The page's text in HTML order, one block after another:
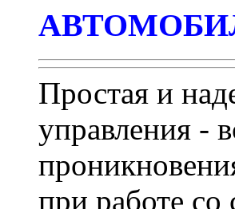
Простая и
управления -
при работе